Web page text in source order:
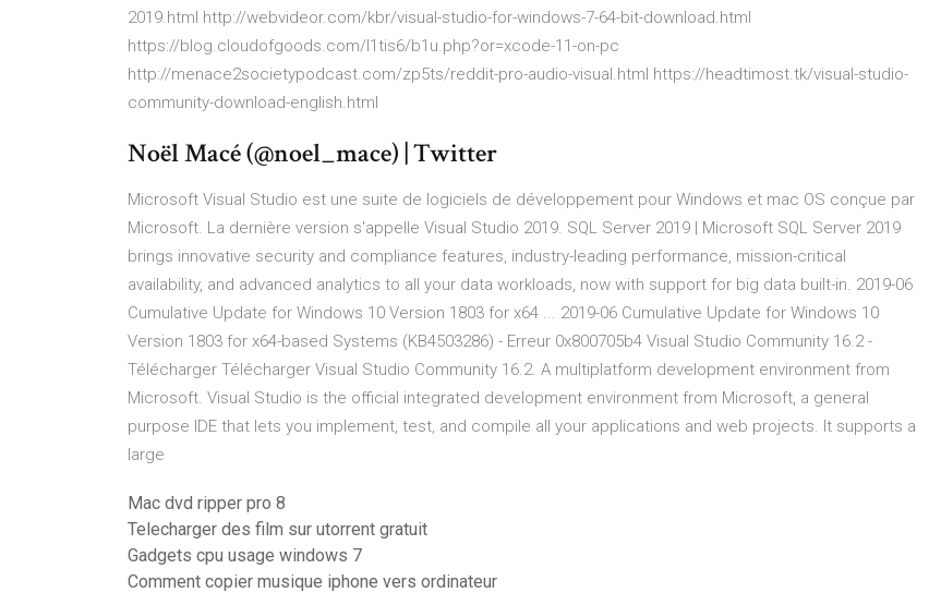
2019.html http://webvideor.com/kbr/visual-studio-for-windows-7-64-bit-download.html
https://blog.cloudofgoods.com/l1tis6/b1u.php?or=xcode-11-on-pc
http://menace2societypodcast.com/zp5ts/reddit-pro-audio-visual.html https://headtimost.tk/visual-studio-
community-download-english.html
Noël Macé (@noel_mace) | Twitter
Microsoft Visual Studio est une suite de logiciels de développement pour Windows et mac OS conçue par
Microsoft. La dernière version s'appelle Visual Studio 2019. SQL Server 2019 | Microsoft SQL Server 2019
brings innovative security and compliance features, industry-leading performance, mission-critical
availability, and advanced analytics to all your data workloads, now with support for big data built-in. 2019-06
Cumulative Update for Windows 10 Version 1803 for x64 ... 2019-06 Cumulative Update for Windows 10
Version 1803 for x64-based Systems (KB4503286) - Erreur 0x800705b4 Visual Studio Community 16.2 -
Télécharger Télécharger Visual Studio Community 16.2. A multiplatform development environment from
Microsoft. Visual Studio is the official integrated development environment from Microsoft, a general
purpose IDE that lets you implement, test, and compile all your applications and web projects. It supports a
large
Mac dvd ripper pro 8
Telecharger des film sur utorrent gratuit
Gadgets cpu usage windows 7
Comment copier musique iphone vers ordinateur